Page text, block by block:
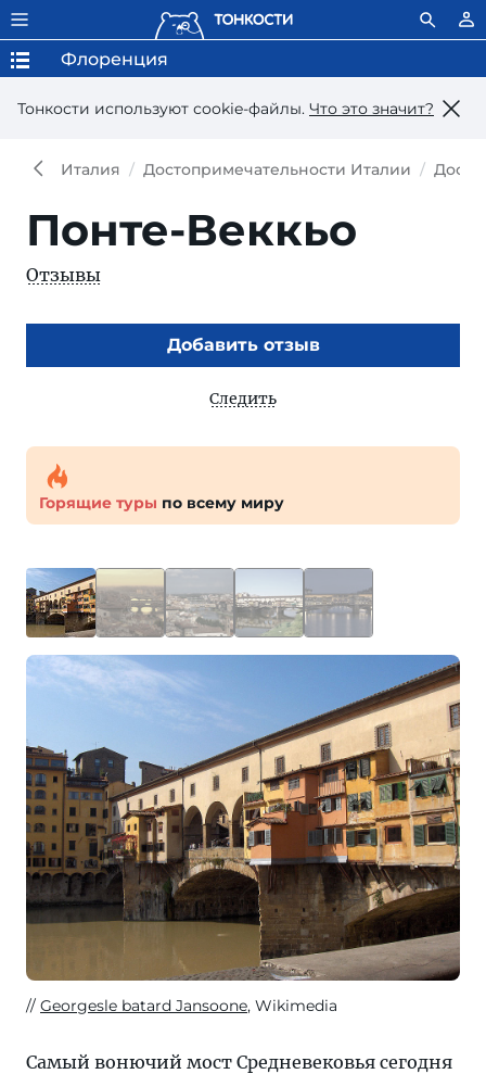
Тонкости используют сookie-файлы. Что это значит?
Флоренция
Италия Достопримечательности Италии
Понте-Веккьо
Отзывы
Добавить отзыв
Следить
Горящие туры по всему миру
Georgesle batard Jansoone, Wikimedia
Самый вонючий мост Средневековья сегодня